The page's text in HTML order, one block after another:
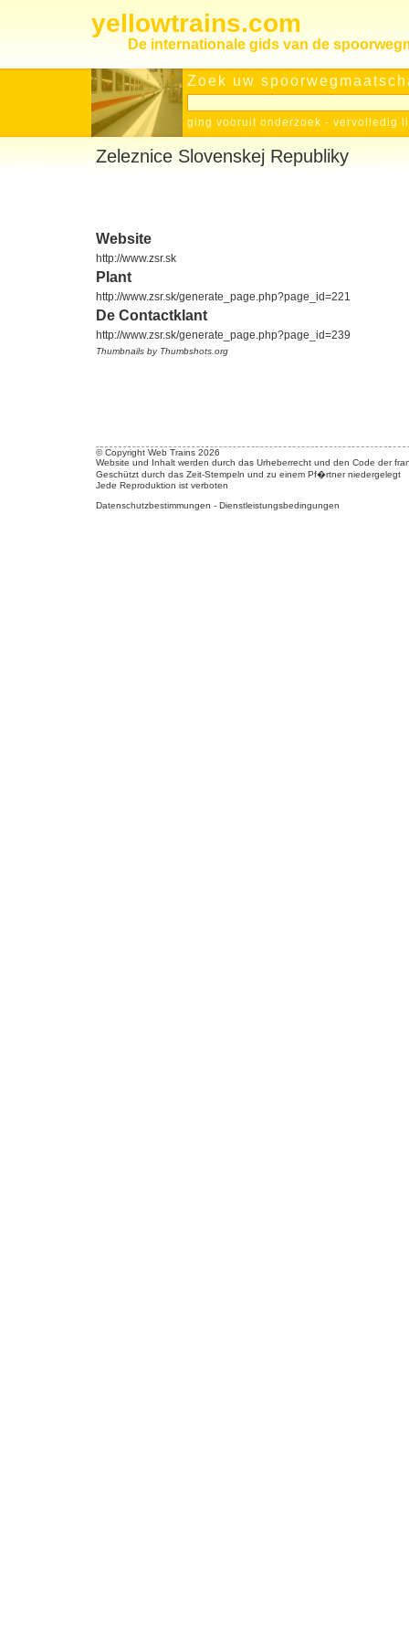
yellowtrains.com
De internationale gids van de
Zoek uw
ging vooruit onderzoek - vervolledig
Zeleznice Slovenskej Republiky
Website
http://www.zsr.sk
Plant
http://www.zsr.sk/generate_page.php?page_id=221
De Contactklant
http://www.zsr.sk/generate_page.php?page_id=239
Thumbnails by Thumbshots.org
© Copyright Web Trains 2026
Website und Inhalt werden durch das Urheberrecht und den Code der
Geschützt durch das Zeit-Stempeln und zu einem Pf�rtner niedergelegt
Jede Reproduktion ist verboten
Datenschutzbestimmungen - Dienstleistungsbedingungen